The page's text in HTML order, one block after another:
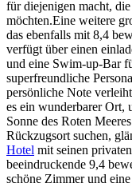
für diejenigen macht,
möchten.Eine weitere
das ebenfalls mit 8,4
verfügt über einen
und eine Swim-up-Bar
superfreundliche
persönliche Note
es ein wunderbarer Ort,
Sonne des Roten
Rückzugsort suchen,
Hotel mit seinen
beeindruckende 9,4
schöne Zimmer und